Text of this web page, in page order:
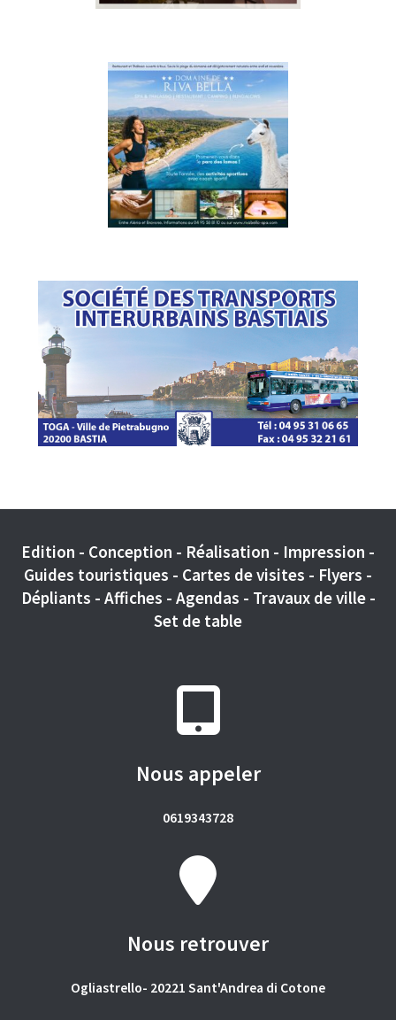
Edition - Conception - Réalisation - Impression -
Guides touristiques - Cartes de visites - Flyers -
Dépliants - Affiches - Agendas - Travaux de ville -
Set de table
Nous appeler
0619343728
Nous retrouver
Ogliastrello- 20221 Sant'Andrea di Cotone